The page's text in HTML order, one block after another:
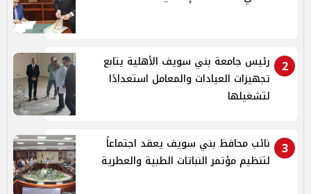
2
رئيس جامعة بني سويف الأهلية يتابع
تجهيزات العيادات والمعامل استعدادًا
لتشغيلها
3
نائب محافظ بني سويف يعقد اجتماعاً
لتنظيم مؤتمر النباتات الطبية والعطرية